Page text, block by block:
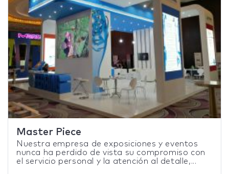
Master Piece
Nuestra empresa de exposiciones y eventos
nunca ha perdido de vista su compromiso con
el servicio personal y la atención al detalle,...